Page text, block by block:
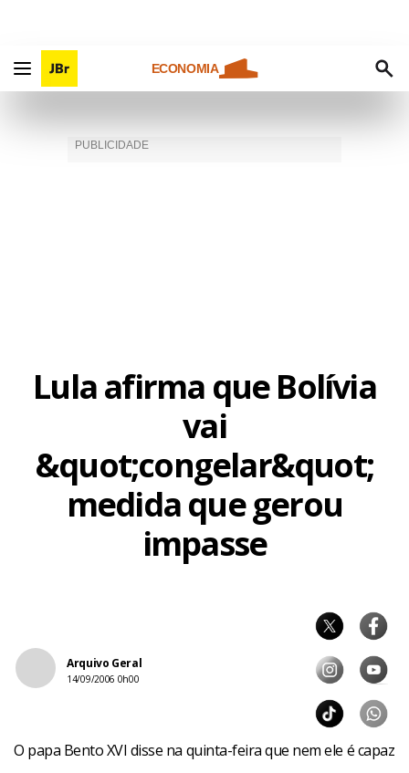
ECONOMIA
Lula afirma que Bolívia
vai
&quot;congelar&quot;
medida que gerou
impasse
Arquivo Geral
14/09/2006 0h00
O papa Bento XVI disse na quinta-feira que nem ele é capaz